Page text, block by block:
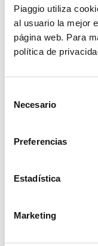
Piaggio utiliza
al usuario la mejor
página web. Para
política de
Necesario
Preferencias
Estadística
Marketing